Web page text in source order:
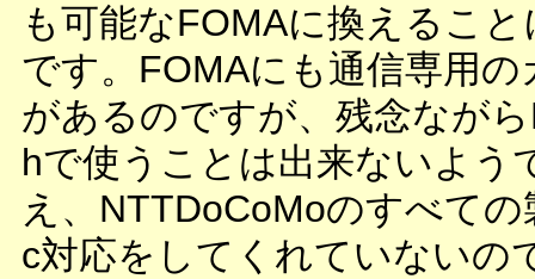
も可能なFOMAに換えるこ
です。FOMAにも通信専用の
があるのですが、残念なが
hで使うことは出来ないよう
え、NTTDoCoMoのすべての
c対応をしてくれていないの